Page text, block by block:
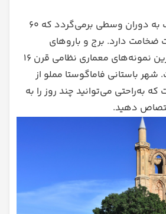
قدمت این دیوار بزرگ به دوران وسطی برمی‌گردد که ۶۰
و ۳۰ فوت ضخامت دارد. برج و باروهای
مارتیننگو یکی از بهترین نمونه‌های معماری نظامی قرن ۱۶
باستانی فاماگوستا مملو از
به‌راحتی می‌توانید چند روز را به
دهید.